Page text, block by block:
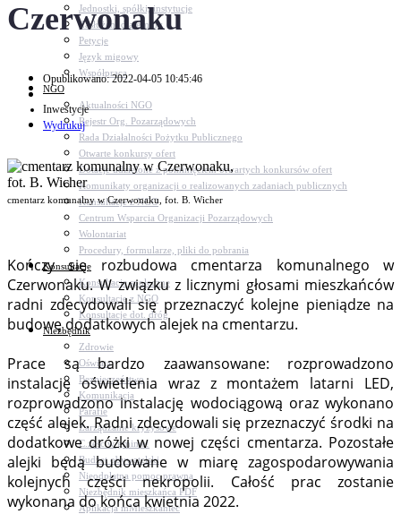
Jednostki, spółki, instytucje
Zasłużeni dla gminy
Petycje
Język migowy
Współpraca
NGO
Aktualności NGO
Rejestr Org. Pozarządowych
Rada Działalności Pożytku Publicznego
Otwarte konkursy ofert
Dotacje udzielone z pominięciem otwartych konkursów ofert
Komunikaty organizacji o realizowanych zadaniach publicznych
Konsultacje z NGO
Centrum Wsparcia Organizacji Pozarządowych
Wolontariat
Procedury, formularze, pliki do pobrania
Konsultacje
Konsultacje społeczne
Konsultacje z NGO
Konsultacje dot. dróg
Niezbędnik
Zdrowie
Oświata
Bezpieczeństwo
Komunikacja
Parafie
Zarządzanie kryzysowe
C.ześć w gminie!
Budżet obywatelski
Nieodpłatna pomoc prawna
Niezbędnik mieszkańca PDF
Aplikacja mMieszkaniec
Czerwonaku
Opublikowano: 2022-04-05 10:45:46
Inwestycje
Wydrukuj
cmentarz komunalny w Czerwonaku, fot. B. Wicher
Kończy się rozbudowa cmentarza komunalnego w
Czerwonaku. W związku z licznymi głosami mieszkańców
radni zdecydowali się przeznaczyć kolejne pieniądze na
budowę dodatkowych alejek na cmentarzu.
Prace są bardzo zaawansowane: rozprowadzono
instalację oświetlenia wraz z montażem latarni LED,
rozprowadzono instalację wodociągową oraz wykonano
część alejek. Radni zdecydowali się przeznaczyć środki na
dodatkowe dróżki w nowej części cmentarza. Pozostałe
alejki będą budowane w miarę zagospodarowywania
kolejnych części nekropolii. Całość prac zostanie
wykonana do końca kwietnia 2022.